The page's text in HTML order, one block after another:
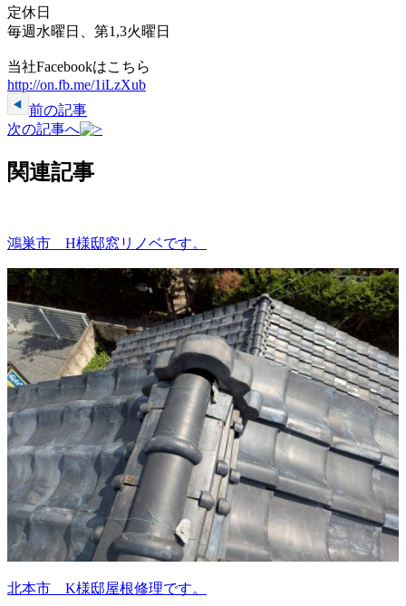
定休日
毎週水曜日、第1,3火曜日
当社Facebookはこちら
http://on.fb.me/1iLzXub
前の記事
次の記事へ
関連記事
鴻巣市 H様邸窓リノベです。
北本市 K様邸屋根修理です。